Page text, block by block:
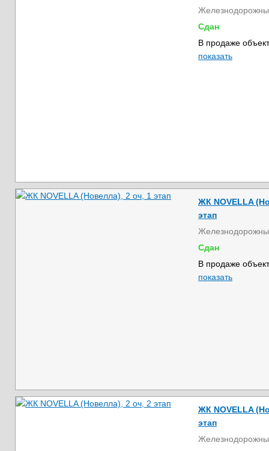
Сдан
В продаже
показать
ЖК NOVELLA
этап
Сдан
В продаже
показать
ЖК NOVELLA
этап